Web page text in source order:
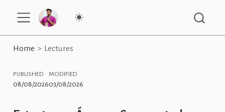
Home Lectures
PUBLISHED
08/08/2026
MODIFIED
03/08/2026